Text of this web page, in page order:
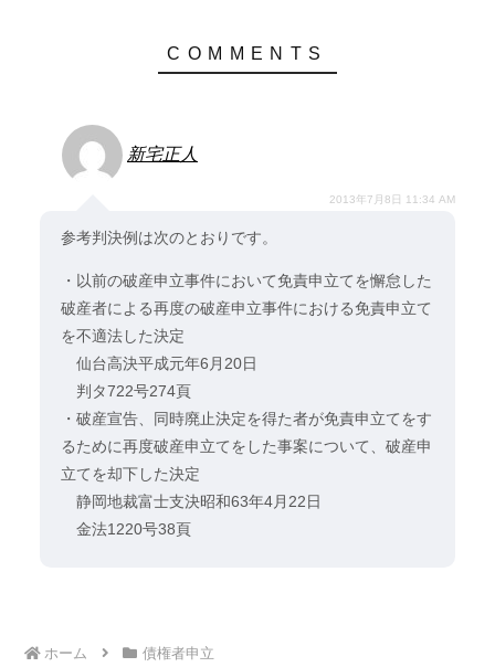
新宅正人
2013年7月8日 11:34 AM
参考判決例は次のとおりです。
・以前の破産申立事件において免責申立てを懈怠した
破産者による再度の破産申立事件における免責申立て
を不適法した決定
仙台高決平成元年6月20日
判タ722号274頁
・破産宣告、同時廃止決定を得た者が免責申立てをす
るために再度破産申立てをした事案について、破産申
立てを却下した決定
静岡地裁富士支決昭和63年4月22日
金法1220号38頁
ホーム 債権者申立